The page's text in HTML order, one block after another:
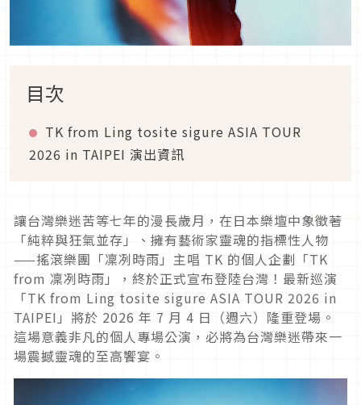
目次
TK from Ling tosite sigure ASIA TOUR
2026 in TAIPEI 演出資訊
讓台灣樂迷苦等七年的漫長歲月，在日本樂壇中象徵著
「純粹與狂氣並存」、擁有藝術家靈魂的指標性人物
——搖滾樂團「凜冽時雨」主唱 TK 的個人企劃「TK
from 凜冽時雨」，終於正式宣布登陸台灣！最新巡演
「TK from Ling tosite sigure ASIA TOUR 2026 in
TAIPEI 」將於 2026 年 7 月 4 日（週六）隆重登場。
這場意義非凡的個人專場公演，必將為台灣樂迷帶來一
場震撼靈魂的至高饗宴。